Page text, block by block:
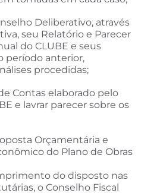
Deliberativo, através
seu Relatório e Parecer
do CLUBE e seus
período anterior,
procedidas;
Contas elaborado pelo
e lavrar parecer sobre os
Orçamentária e
do Plano de Obras
do disposto nas
o Conselho Fiscal